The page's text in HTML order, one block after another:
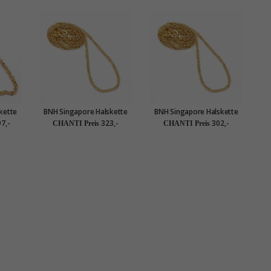
x
BNH Singapore Halskette
aus 14 Karat Gold 40 cm x
CHANTI Preis 323,-
BNH Singapore Halskette
aus 14 Karat Gold 38 cm x
CHANTI Preis 302,-